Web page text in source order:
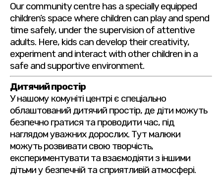
Our community centre has a specially equipped
children’s space where children can play and spend
time safely, under the supervision of attentive
adults. Here, kids can develop their creativity,
experiment and interact with other children in a
safe and supportive environment.
Дитячий простір
У нашому комуніті центрі є спеціально
облаштований дитячий простір, де діти можуть
безпечно гратися та проводити час, під
наглядом уважних дорослих. Тут малюки
можуть розвивати свою творчість,
експериментувати та взаємодіяти з іншими
дітьми у безпечній та сприятливій атмосфері.